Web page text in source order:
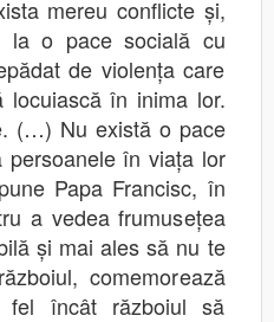
mereu conflicte și,
la o pace socială cu
de violența care
în inima lor.
(…) Nu există o pace
în viața lor
Papa Francisc, în
a vedea frumusețea
și mai ales să nu te
comemorează
încât războiul să